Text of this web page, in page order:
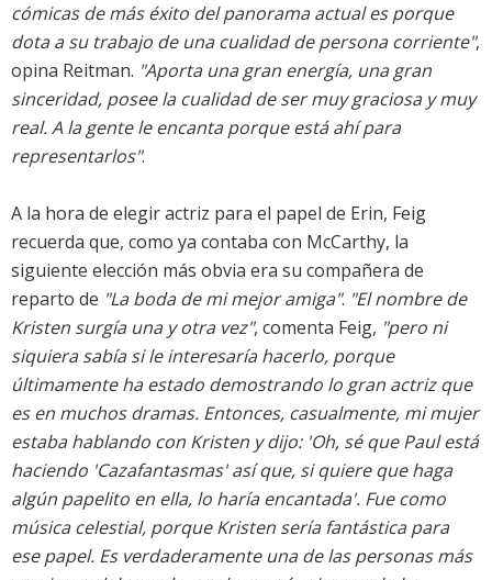
cómicas de más éxito del panorama actual es porque
dota a su trabajo de una cualidad de persona corriente",
opina Reitman. "Aporta una gran energía, una gran
sinceridad, posee la cualidad de ser muy graciosa y muy
real. A la gente le encanta porque está ahí para
representarlos".
A la hora de elegir actriz para el papel de Erin, Feig
recuerda que, como ya contaba con McCarthy, la
siguiente elección más obvia era su compañera de
reparto de "La boda de mi mejor amiga". "El nombre de
Kristen surgía una y otra vez", comenta Feig, "pero ni
siquiera sabía si le interesaría hacerlo, porque
últimamente ha estado demostrando lo gran actriz que
es en muchos dramas. Entonces, casualmente, mi mujer
estaba hablando con Kristen y dijo: 'Oh, sé que Paul está
haciendo 'Cazafantasmas' así que, si quiere que haga
algún papelito en ella, lo haría encantada'. Fue como
música celestial, porque Kristen sería fantástica para
ese papel. Es verdaderamente una de las personas más